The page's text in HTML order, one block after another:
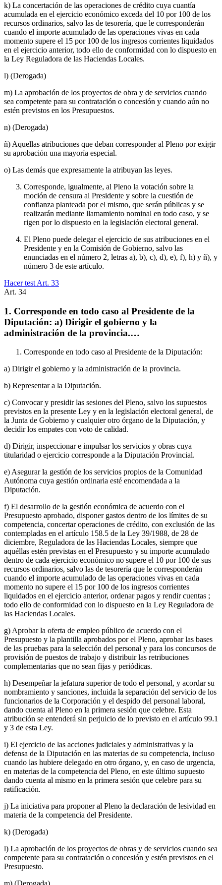
k) La concertación de las operaciones de crédito cuya cuantía
acumulada en el ejercicio económico exceda del 10 por 100 de los
recursos ordinarios, salvo las de tesorería, que le corresponderán
cuando el importe acumulado de las operaciones vivas en cada
momento supere el 15 por 100 de los ingresos corrientes liquidados
en el ejercicio anterior, todo ello de conformidad con lo dispuesto en
la Ley Reguladora de las Haciendas Locales.
l) (Derogada)
m) La aprobación de los proyectos de obra y de servicios cuando
sea competente para su contratación o concesión y cuando aún no
estén previstos en los Presupuestos.
n) (Derogada)
ñ) Aquellas atribuciones que deban corresponder al Pleno por exigir
su aprobación una mayoría especial.
o) Las demás que expresamente la atribuyan las leyes.
Corresponde, igualmente, al Pleno la votación sobre la
moción de censura al Presidente y sobre la cuestión de
confianza planteada por el mismo, que serán públicas y se
realizarán mediante llamamiento nominal en todo caso, y se
rigen por lo dispuesto en la legislación electoral general.
El Pleno puede delegar el ejercicio de sus atribuciones en el
Presidente y en la Comisión de Gobierno, salvo las
enunciadas en el número 2, letras a), b), c), d), e), f), h) y ñ), y
número 3 de este artículo.
Hacer test Art. 33
Art. 34
1. Corresponde en todo caso al Presidente de la
Diputación: a) Dirigir el gobierno y la
administración de la provincia.…
Corresponde en todo caso al Presidente de la Diputación:
a) Dirigir el gobierno y la administración de la provincia.
b) Representar a la Diputación.
c) Convocar y presidir las sesiones del Pleno, salvo los supuestos
previstos en la presente Ley y en la legislación electoral general, de
la Junta de Gobierno y cualquier otro órgano de la Diputación, y
decidir los empates con voto de calidad.
d) Dirigir, inspeccionar e impulsar los servicios y obras cuya
titularidad o ejercicio corresponde a la Diputación Provincial.
e) Asegurar la gestión de los servicios propios de la Comunidad
Autónoma cuya gestión ordinaria esté encomendada a la
Diputación.
f) El desarrollo de la gestión económica de acuerdo con el
Presupuesto aprobado, disponer gastos dentro de los límites de su
competencia, concertar operaciones de crédito, con exclusión de las
contempladas en el artículo 158.5 de la Ley 39/1988, de 28 de
diciembre, Reguladora de las Haciendas Locales, siempre que
aquéllas estén previstas en el Presupuesto y su importe acumulado
dentro de cada ejercicio económico no supere el 10 por 100 de sus
recursos ordinarios, salvo las de tesorería que le corresponderán
cuando el importe acumulado de las operaciones vivas en cada
momento no supere el 15 por 100 de los ingresos corrientes
liquidados en el ejercicio anterior, ordenar pagos y rendir cuentas ;
todo ello de conformidad con lo dispuesto en la Ley Reguladora de
las Haciendas Locales.
g) Aprobar la oferta de empleo público de acuerdo con el
Presupuesto y la plantilla aprobados por el Pleno, aprobar las bases
de las pruebas para la selección del personal y para los concursos de
provisión de puestos de trabajo y distribuir las retribuciones
complementarias que no sean fijas y periódicas.
h) Desempeñar la jefatura superior de todo el personal, y acordar su
nombramiento y sanciones, incluida la separación del servicio de los
funcionarios de la Corporación y el despido del personal laboral,
dando cuenta al Pleno en la primera sesión que celebre. Esta
atribución se entenderá sin perjuicio de lo previsto en el artículo 99.1
y 3 de esta Ley.
i) El ejercicio de las acciones judiciales y administrativas y la
defensa de la Diputación en las materias de su competencia, incluso
cuando las hubiere delegado en otro órgano, y, en caso de urgencia,
en materias de la competencia del Pleno, en este último supuesto
dando cuenta al mismo en la primera sesión que celebre para su
ratificación.
j) La iniciativa para proponer al Pleno la declaración de lesividad en
materia de la competencia del Presidente.
k) (Derogada)
l) La aprobación de los proyectos de obras y de servicios cuando sea
competente para su contratación o concesión y estén previstos en el
Presupuesto.